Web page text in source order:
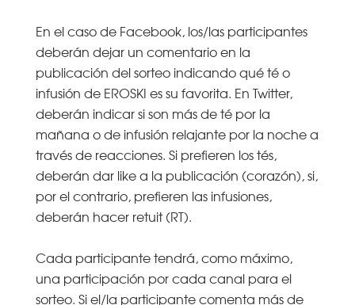
En el caso de Facebook, los/las participantes
deberán dejar un comentario en la
publicación del sorteo indicando qué té o
infusión de EROSKI es su favorita. En Twitter,
deberán indicar si son más de té por la
mañana o de infusión relajante por la noche a
través de reacciones. Si prefieren los tés,
deberán dar like a la publicación (corazón), si,
por el contrario, prefieren las infusiones,
deberán hacer retuit (RT).
Cada participante tendrá, como máximo,
una participación por cada canal para el
sorteo. Si el/la participante comenta más de